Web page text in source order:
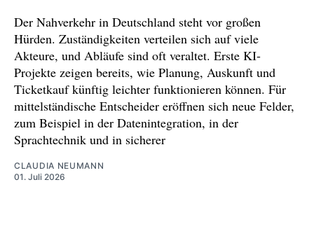
Der Nahverkehr in Deutschland steht vor großen
Hürden. Zuständigkeiten verteilen sich auf viele
Akteure, und Abläufe sind oft veraltet. Erste KI-
Projekte zeigen bereits, wie Planung, Auskunft und
Ticketkauf künftig leichter funktionieren können. Für
mittelständische Entscheider eröffnen sich neue Felder,
zum Beispiel in der Datenintegration, in der
Sprachtechnik und in sicherer
CLAUDIA NEUMANN
01. Juli 2026